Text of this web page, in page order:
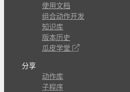
使用文档
组合动作开发
知识库
版本历史
瓜皮学堂
分享
动作库
子程序